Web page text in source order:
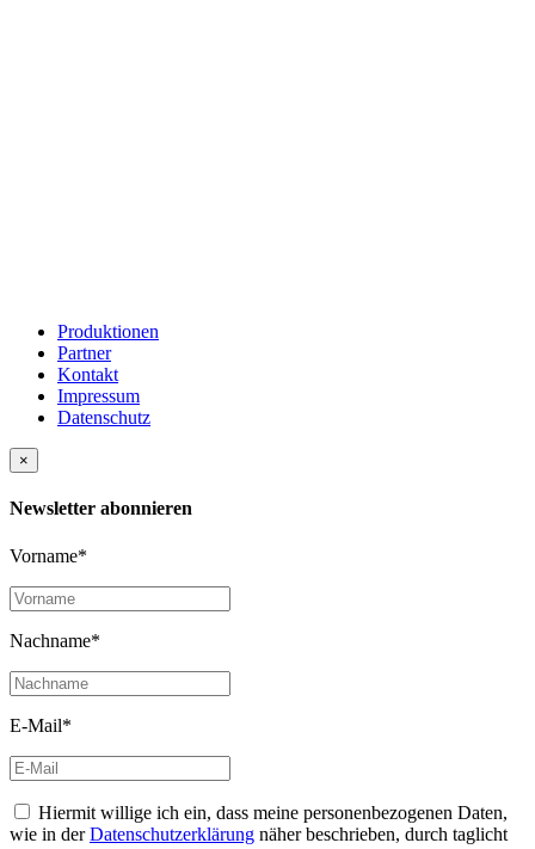
Produktionen
Partner
Kontakt
Impressum
Datenschutz
×
Newsletter abonnieren
Vorname*
Nachname*
E-Mail*
Hiermit willige ich ein, dass meine personenbezogenen Daten,
wie in derDatenschutzerklärung näher beschrieben, durch taglicht